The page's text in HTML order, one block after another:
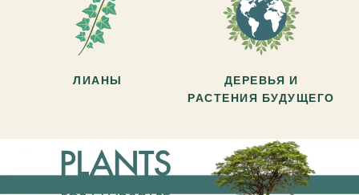
ЛИАНЫ
ДЕРЕВЬЯ И
РАСТЕНИЯ БУДУЩЕГО